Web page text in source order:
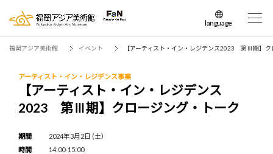
language
日本語
繁体中文
한국어
福岡アジア美術館 イベント 【アーティスト・イン・レジデンス2023 第Ⅲ期】ク
アーティスト・イン・レジデンス事業
【アーティスト・イン・レジデンス
2023 第Ⅲ期】クロージング・トーク
期間
2024年3月2日 (土）
時間
14:00-15:00